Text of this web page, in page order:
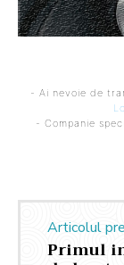
- Ai nevoie de
- Companie
Articolul
Primul